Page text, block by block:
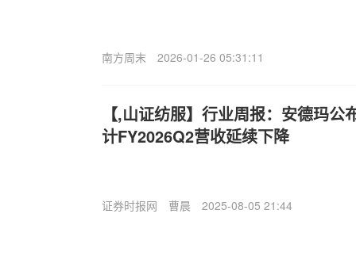
南方周末 2026-01-26 05:31:11
【,山证纺服】行业周报：安德玛
计FY2026Q2营收延续下降
证券时报网 曹晨 2025-08-05 21:44